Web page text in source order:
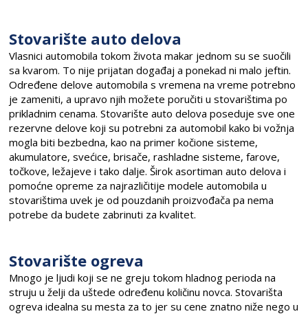
Stovarište auto delova
Vlasnici automobila tokom života makar jednom su se suočili
sa kvarom. To nije prijatan događaj a ponekad ni malo jeftin.
Određene delove automobila s vremena na vreme potrebno
je zameniti, a upravo njih možete poručiti u stovarištima po
prikladnim cenama. Stovarište auto delova poseduje sve one
rezervne delove koji su potrebni za automobil kako bi vožnja
mogla biti bezbedna, kao na primer kočione sisteme,
akumulatore, svećice, brisače, rashladne sisteme, farove,
točkove, ležajeve i tako dalje. Širok asortiman auto delova i
pomoćne opreme za najrazličitije modele automobila u
stovarištima uvek je od pouzdanih proizvođača pa nema
potrebe da budete zabrinuti za kvalitet.
Stovarište ogreva
Mnogo je ljudi koji se ne greju tokom hladnog perioda na
struju u želji da uštede određenu količinu novca. Stovarišta
ogreva idealna su mesta za to jer su cene znatno niže nego u